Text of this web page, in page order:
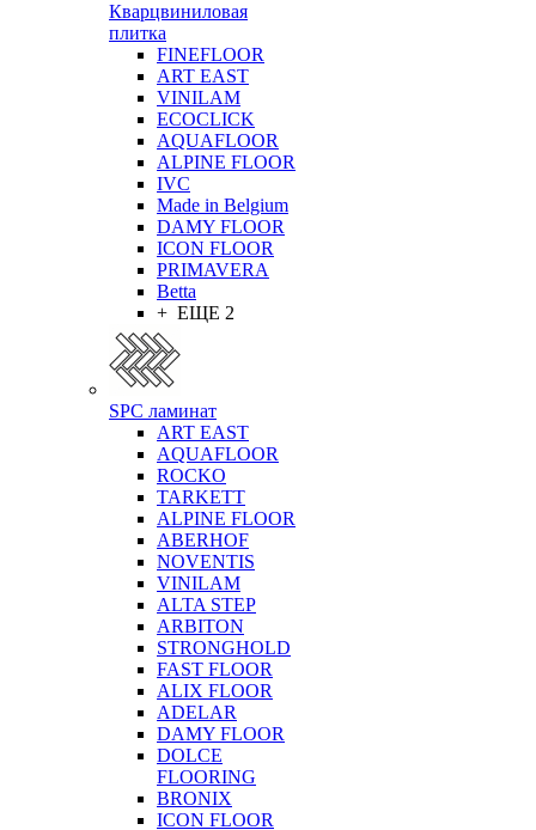
Кварцвиниловая
плитка
FINEFLOOR
ART EAST
VINILAM
ECOCLICK
AQUAFLOOR
ALPINE FLOOR
IVC
Made in Belgium
DAMY FLOOR
ICON FLOOR
PRIMAVERA
Betta
+ ЕЩЕ 2
SPC ламинат
ART EAST
AQUAFLOOR
ROCKO
TARKETT
ALPINE FLOOR
ABERHOF
NOVENTIS
VINILAM
ALTA STEP
ARBITON
STRONGHOLD
FAST FLOOR
ALIX FLOOR
ADELAR
DAMY FLOOR
DOLCE
FLOORING
BRONIX
ICON FLOOR